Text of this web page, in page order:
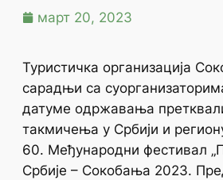
март 20, 2023
Туристичка организација
сарадњи са
датуме одржавања
такмичења у Србији и
60. Међународни фестивал
Србије – Сокобања 2023.